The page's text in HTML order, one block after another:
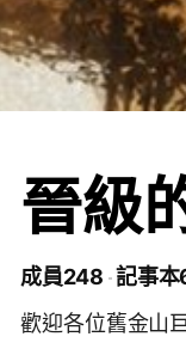
晉級
成員248 記事本
歡迎各位舊金山